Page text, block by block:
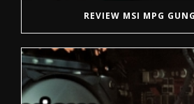
REVIEW MSI MPG